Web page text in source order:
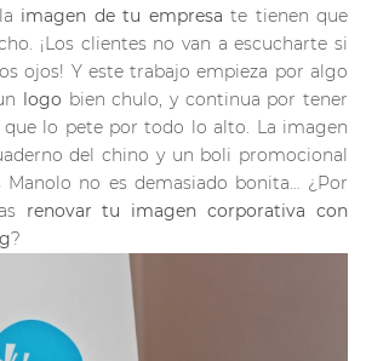
imagen de tu empresa te tienen que
¡Los clientes no van a escucharte si
ojos! Y este trabajo empieza por algo
logo bien chulo, y continua por tener
que lo pete por todo lo alto. La imagen
del chino y un boli promocional
Manolo no es demasiado bonita… ¿Por
renovar tu imagen corporativa con
?